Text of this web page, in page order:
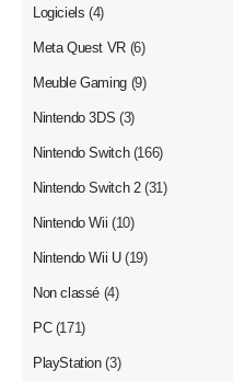
Logiciels (4)
Meta Quest VR (6)
Meuble Gaming (9)
Nintendo 3DS (3)
Nintendo Switch (166)
Nintendo Switch 2 (31)
Nintendo Wii (10)
Nintendo Wii U (19)
Non classé (4)
PC (171)
PlayStation (3)